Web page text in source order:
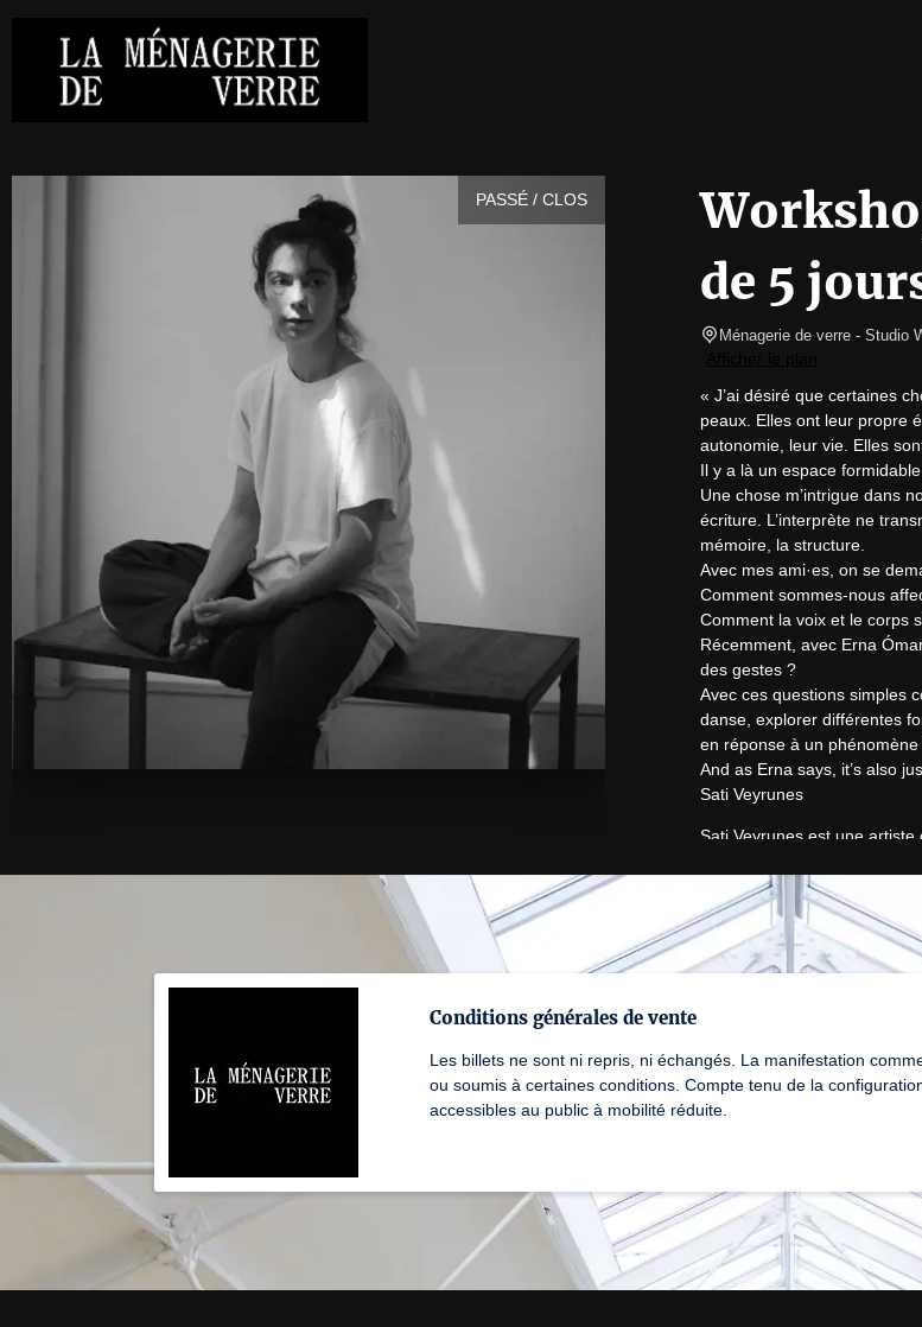
PASSÉ / CLOS
de 5
Ménagerie de verre - Studio
« J’ai désiré que certaines
peaux. Elles ont leur propre
autonomie, leur vie. Elles
Il y a là un espace formidable
Une chose m’intrigue dans
écriture. L’interprète ne
mémoire, la structure.
Avec mes ami·es, on se
Comment sommes-nous
Comment la voix et le corps
Récemment, avec Erna
des gestes ?
Avec ces questions simples
danse, explorer différentes
en réponse à un phénomène
And as Erna says, it’s also
Sati Veyrunes
Sati Veyrunes est une
*Hope Hunt and the
à
travailler ensemble pour
que danseuse interprète
Adrienn Hód. La première
déléguée.
Conditions générales de vente
Les billets ne sont ni repris, ni échangés. La manifestation
ou soumis à certaines conditions. Compte tenu de la
accessibles au public à mobilité réduite.